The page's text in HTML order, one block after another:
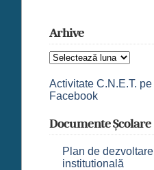
Arhive
Arhive
Activitate C.N.E.T. pe
Facebook
Documente Școlare
Plan de dezvoltare
institutională